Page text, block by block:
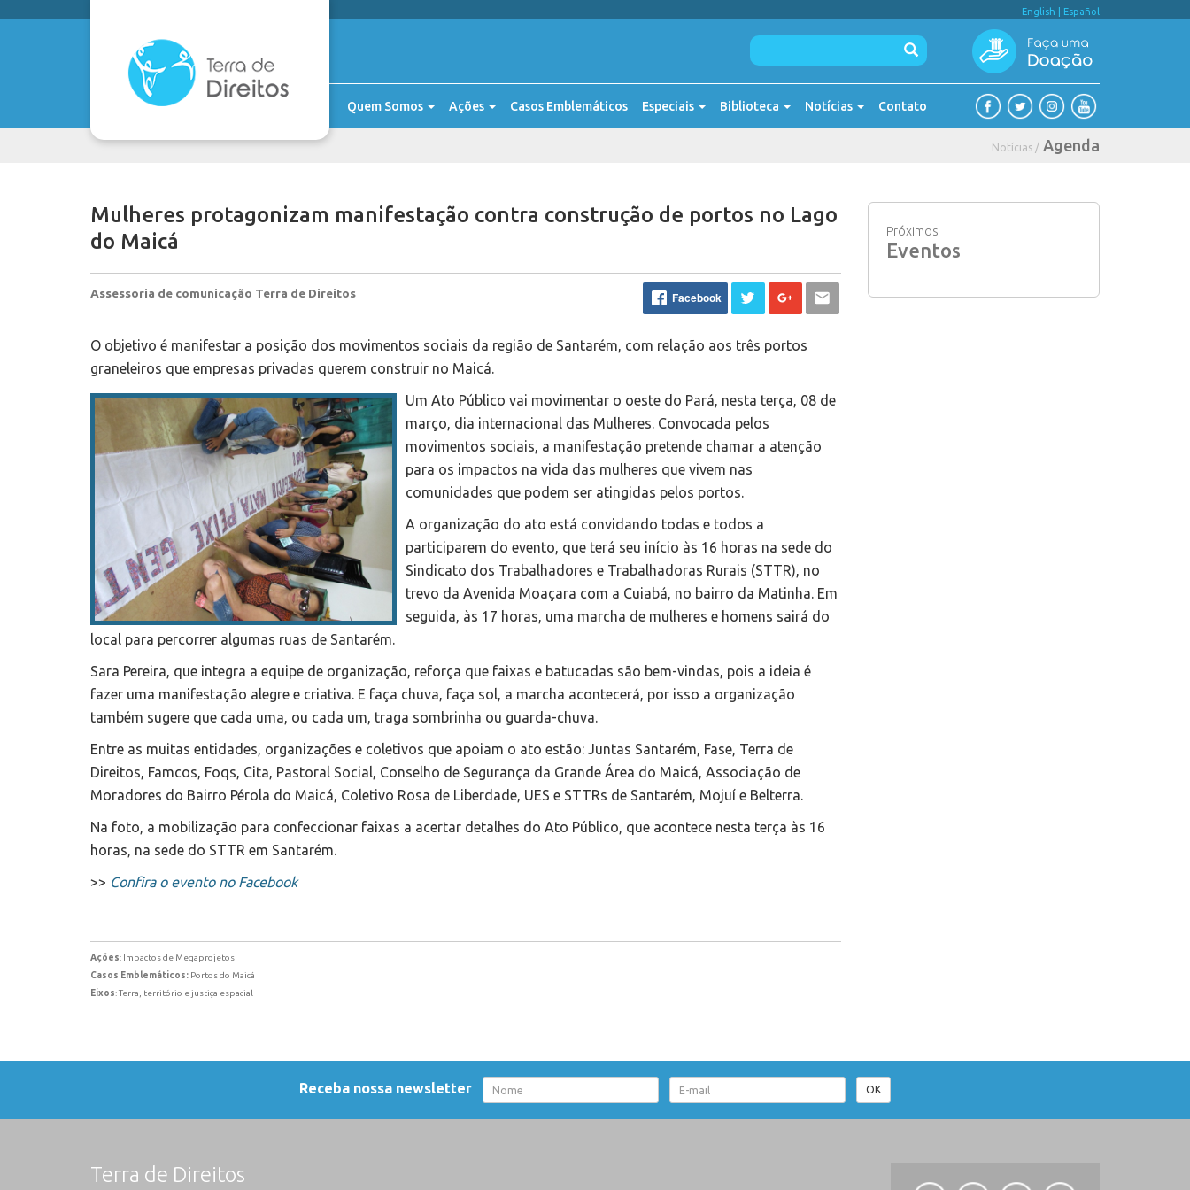
English Español
Quem Somos Ações Casos Emblemáticos Especiais Biblioteca Notícias Contato
Notícias / Agenda
Mulheres protagonizam manifestação contra construção de portos no Lago
do Maicá
Assessoria de comunicação Terra de Direitos Facebook
O objetivo é manifestar a posição dos movimentos sociais da região de Santarém, com relação aos três portos
graneleiros que empresas privadas querem construir no Maicá.
Um Ato Público vai movimentar o oeste do Pará, nesta terça, 08 de
março, dia internacional das Mulheres. Convocada pelos
movimentos sociais, a manifestação pretende chamar a atenção
para os impactos na vida das mulheres que vivem nas
comunidades que podem ser atingidas pelos portos.
A organização do ato está convidando todas e todos a
participarem do evento, que terá seu início às 16 horas na sede do
Sindicato dos Trabalhadores e Trabalhadoras Rurais (STTR), no
trevo da Avenida Moaçara com a Cuiabá, no bairro da Matinha. Em
seguida, às 17 horas, uma marcha de mulheres e homens sairá do
local para percorrer algumas ruas de Santarém.
Sara Pereira, que integra a equipe de organização, reforça que faixas e batucadas são bem-vindas, pois a ideia é
fazer uma manifestação alegre e criativa. E faça chuva, faça sol, a marcha acontecerá, por isso a organização
também sugere que cada uma, ou cada um, traga sombrinha ou guarda-chuva.
Entre as muitas entidades, organizações e coletivos que apoiam o ato estão: Juntas Santarém, Fase, Terra de
Direitos, Famcos, Foqs, Cita, Pastoral Social, Conselho de Segurança da Grande Área do Maicá, Associação de
Moradores do Bairro Pérola do Maicá, Coletivo Rosa de Liberdade, UES e STTRs de Santarém, Mojuí e Belterra.
Na foto, a mobilização para confeccionar faixas a acertar detalhes do Ato Público, que acontece nesta terça às 16
horas, na sede do STTR em Santarém.
>> Confira o evento no Facebook
Ações: Impactos de Megaprojetos
Casos Emblemáticos: Portos do Maicá
Eixos: Terra, território e justiça espacial
Próximos
Eventos
Receba nossa newsletter OK
Terra de Direitos